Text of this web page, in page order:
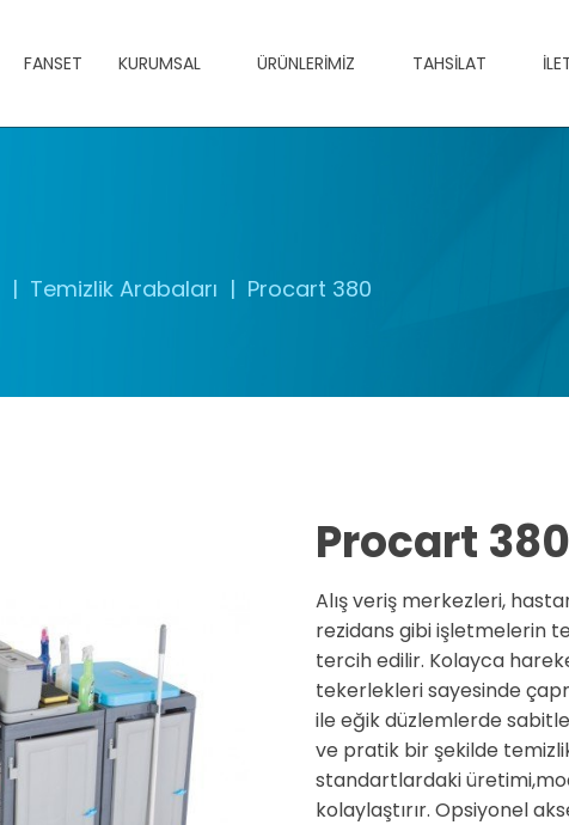
FANSET KURUMSAL ÜRÜNLERIMIZ TAHSILAT
Temizlik Arabaları Procart 380
Procart 380
Alış veriş merkezleri,
rezidans gibi işletmelerin
tercih edilir. Kolayca
tekerlekleri sayesinde
ile eğik düzlemlerde
ve pratik bir şekilde
standartlardaki
kolaylaştırır. Opsiyonel